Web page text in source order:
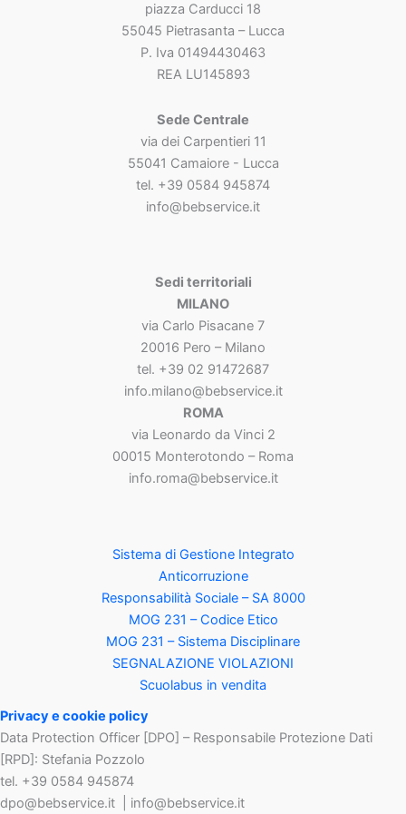
piazza Carducci 18
55045 Pietrasanta – Lucca
P. Iva 01494430463
REA LU145893
Sede Centrale
via dei Carpentieri 11
55041 Camaiore - Lucca
tel. +39 0584 945874
info@bebservice.it
Sedi territoriali
MILANO
via Carlo Pisacane 7
20016 Pero – Milano
tel. +39 02 91472687
info.milano@bebservice.it
ROMA
via Leonardo da Vinci 2
00015 Monterotondo – Roma
info.roma@bebservice.it
Sistema di Gestione Integrato
Anticorruzione
Responsabilità Sociale – SA 8000
MOG 231 – Codice Etico
MOG 231 – Sistema Disciplinare
SEGNALAZIONE VIOLAZIONI
Scuolabus in vendita
Privacy e cookie policy
Data Protection Officer [DPO] – Responsabile Protezione Dati
[RPD]: Stefania Pozzolo
tel. +39 0584 945874
dpo@bebservice.it | info@bebservice.it